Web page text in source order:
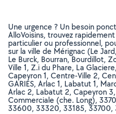
Une urgence ? Un besoin
AlloVoisins, trouvez
particulier ou professionnel,
sur la ville de Mérignac (Le
Le Burck, Bourran, Bourdillot,
Ville 1, Z.i du Phare, La
Capeyron 1, Centre-Ville 2,
GARIES, Arlac 1, Labatut 1,
Arlac 2, Labatut 2, Capeyron
Commerciale (che. Long),
33600, 33320, 33185, 33700,